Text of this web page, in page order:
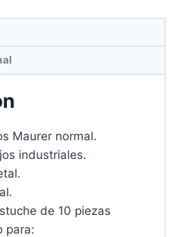
Maurer normal.
industriales.
de 10 piezas
para: